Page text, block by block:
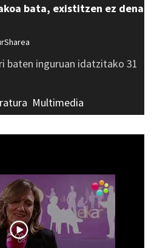
bata, existitzen ez dena
baten inguruan idatzitako 31
Multimedia